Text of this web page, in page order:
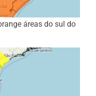
áreas do sul do